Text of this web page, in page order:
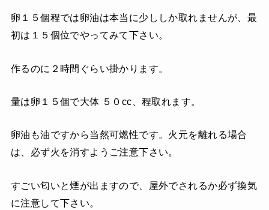
卵１５個程では卵油は本当に少ししか取れませんが、最
初は１５個位でやってみて下さい。
作るのに２時間ぐらい掛かります。
量は卵１５個で大体 ５０cc、程取れます。
卵油も油ですから当然可燃性です。火元を離れる場合
は、必ず火を消すようご注意下さい。
すごい匂いと煙が出ますので、屋外でされるか必ず換気
に注意して下さい。